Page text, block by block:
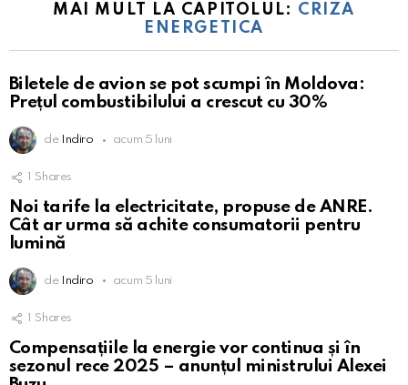
MAI MULT LA CAPITOLUL: CRIZA
ENERGETICA
Biletele de avion se pot scumpi în Moldova:
Prețul combustibilului a crescut cu 30%
de Indiro acum 5 luni
Shares
Noi tarife la electricitate, propuse de ANRE.
Cât ar urma să achite consumatorii pentru
lumină
de Indiro acum 5 luni
1 Shares
Compensațiile la energie vor continua și în
sezonul rece 2025 – anunțul ministrului Alexei